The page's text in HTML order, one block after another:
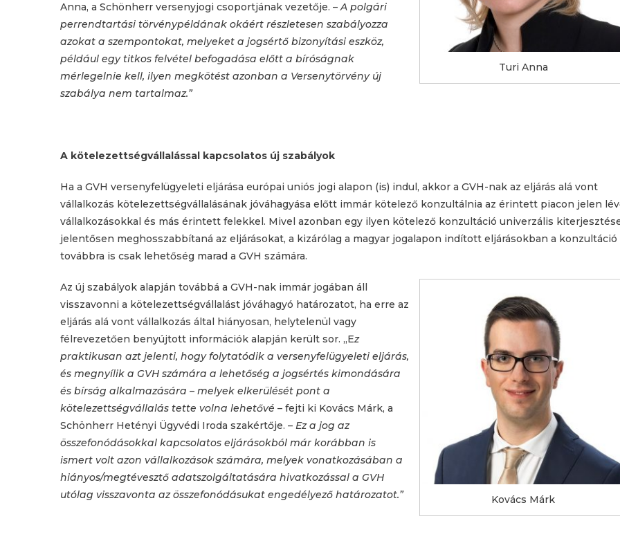
Turi Anna
Anna, a Schönherr versenyjogi csoportjának vezetője. –A polgári
perrendtartási törvénypéldának okáért részletesen szabályozza
azokat a szempontokat, melyeket a jogsértő bizonyítási eszköz,
például egy titkos felvétel befogadása előtt a bíróságnak
mérlegelnie kell, ilyen megkötést azonban a Versenytörvény új
szabálya nem tartalmaz.”
A kötelezettségvállalással kapcsolatos új szabályok
Ha a GVH versenyfelügyeleti eljárása európai uniós jogi alapon (is) indul, akkor a GVH-nak az eljárás alá vont
vállalkozás kötelezettségvállalásának jóváhagyása előtt immár kötelező konzultálnia az érintett piacon jelen
vállalkozásokkal és más érintett felekkel. Mivel azonban egy ilyen kötelező konzultáció univerzális
jelentősen meghosszabbítaná az eljárásokat, a kizárólag a magyar jogalapon indított eljárásokban a konzultáció
továbbra is csak lehetőség marad a GVH számára.
Kovács Márk
Az új szabályok alapján továbbá a GVH-nak immár jogában áll
visszavonni a kötelezettségvállalást jóváhagyó határozatot, ha erre az
eljárás alá vont vállalkozás által hiányosan, helytelenül vagy
félrevezetően benyújtott információk alapján került sor. „Ez
praktikusan azt jelenti, hogy folytatódik a versenyfelügyeleti eljárás,
és megnyílik a GVH számára a lehetőség a jogsértés kimondására
és bírság alkalmazására – melyek elkerülését pont a
kötelezettségvállalás tette volna lehetővé – fejti ki Kovács Márk, a
Schönherr Hetényi Ügyvédi Iroda szakértője. – Ez a jog az
összefonódásokkal kapcsolatos eljárásokból már korábban is
ismert volt azon vállalkozások számára, melyek vonatkozásában a
hiányos/megtévesztő adatszolgáltatására hivatkozással a GVH
utólag visszavonta az összefonódásukat engedélyező határozatot.”